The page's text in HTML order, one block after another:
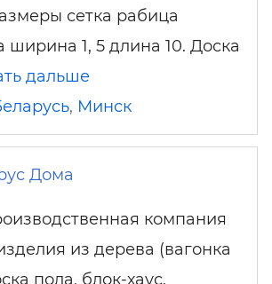
сетка рабица
ширина 1, 5 длина 10. Доска
дальше
, Минск
Дома
компания
из дерева (вагонка
пола, блок-хаус,